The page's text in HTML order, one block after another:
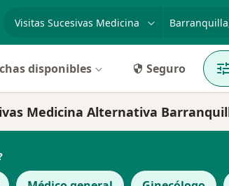
disponibles Seguro
Medicina Alternativa